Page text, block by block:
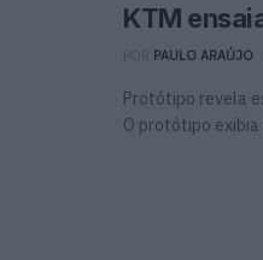
KTM
PAULO ARAÚJO
Protótipo revela
O protótipo exibia